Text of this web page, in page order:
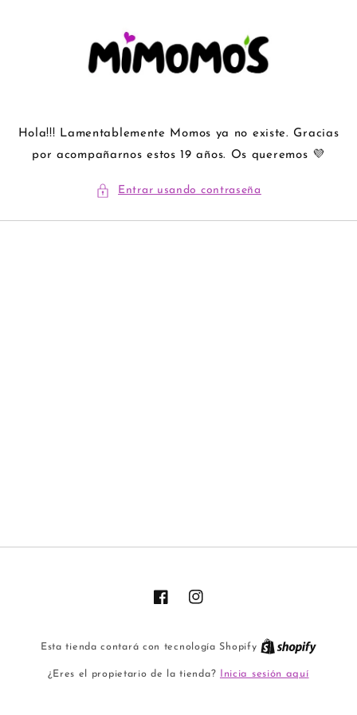
Hola!!! Lamentablemente Momos ya no existe. Gracias
por acompañarnos estos 19 años. Os queremos 💜
Entrar usando contraseña
FacebookInstagram
Esta tienda contará con tecnología Shopify
¿Eres el propietario de la tienda? Inicia sesión aquí